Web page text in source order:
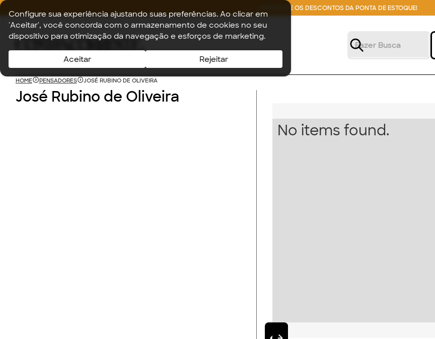
Configure sua experiência ajustando suas preferências. Ao clicar em
'Aceitar', você concorda com o armazenamento de cookies no seu
dispositivo para otimização da navegação e esforços de marketing.
Aceitar Rejeitar
APROVEITE OS DESCONTOS DA PONTA DE ESTOQUE!
HOME PENSADORES JOSÉ RUBINO DE OLIVEIRA
José Rubino de Oliveira
No items found.